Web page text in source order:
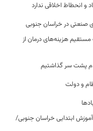
انحطاط اخلاقی ندارد
صنعتی در خراسان جنوبی
هزینه‌های درمان از
پشت سر گذاشتیم
و دولت
ابتدایی خراسان جنوبی/